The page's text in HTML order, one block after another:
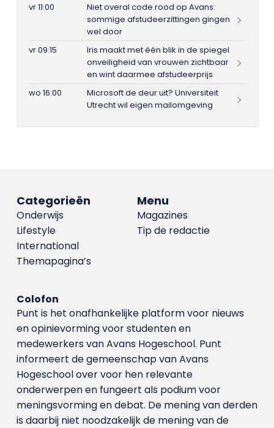
vr 11:00
Niet overal code rood op Avans:
sommige afstudeerzittingen gingen
wel door
vr 09:15
Iris maakt met één blik in de spiegel
onveiligheid van vrouwen zichtbaar
en wint daarmee afstudeerprijs
wo 16:00
Microsoft de deur uit? Universiteit
Utrecht wil eigen mailomgeving
Menu
Magazines
Tip de redactie
Categorieën
Onderwijs
Lifestyle
International
Themapagina’s
Colofon
Punt is het onafhankelijke platform voor nieuws
en opinievorming voor studenten en
medewerkers van Avans Hoge­school. Punt
informeert de gemeenschap van Avans
Hogeschool over voor hen relevante
onderwerpen en fungeert als podium voor
meningsvorming en debat. De mening van derden
is daarbij niet noodzakelijk de mening van de